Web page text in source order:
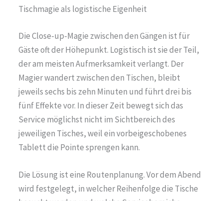
Tischmagie als logistische Eigenheit
Die Close-up-Magie zwischen den Gängen ist für
Gäste oft der Höhepunkt. Logistisch ist sie der Teil,
der am meisten Aufmerksamkeit verlangt. Der
Magier wandert zwischen den Tischen, bleibt
jeweils sechs bis zehn Minuten und führt drei bis
fünf Effekte vor. In dieser Zeit bewegt sich das
Service möglichst nicht im Sichtbereich des
jeweiligen Tisches, weil ein vorbeigeschobenes
Tablett die Pointe sprengen kann.
Die Lösung ist eine Routenplanung. Vor dem Abend
wird festgelegt, in welcher Reihenfolge die Tische